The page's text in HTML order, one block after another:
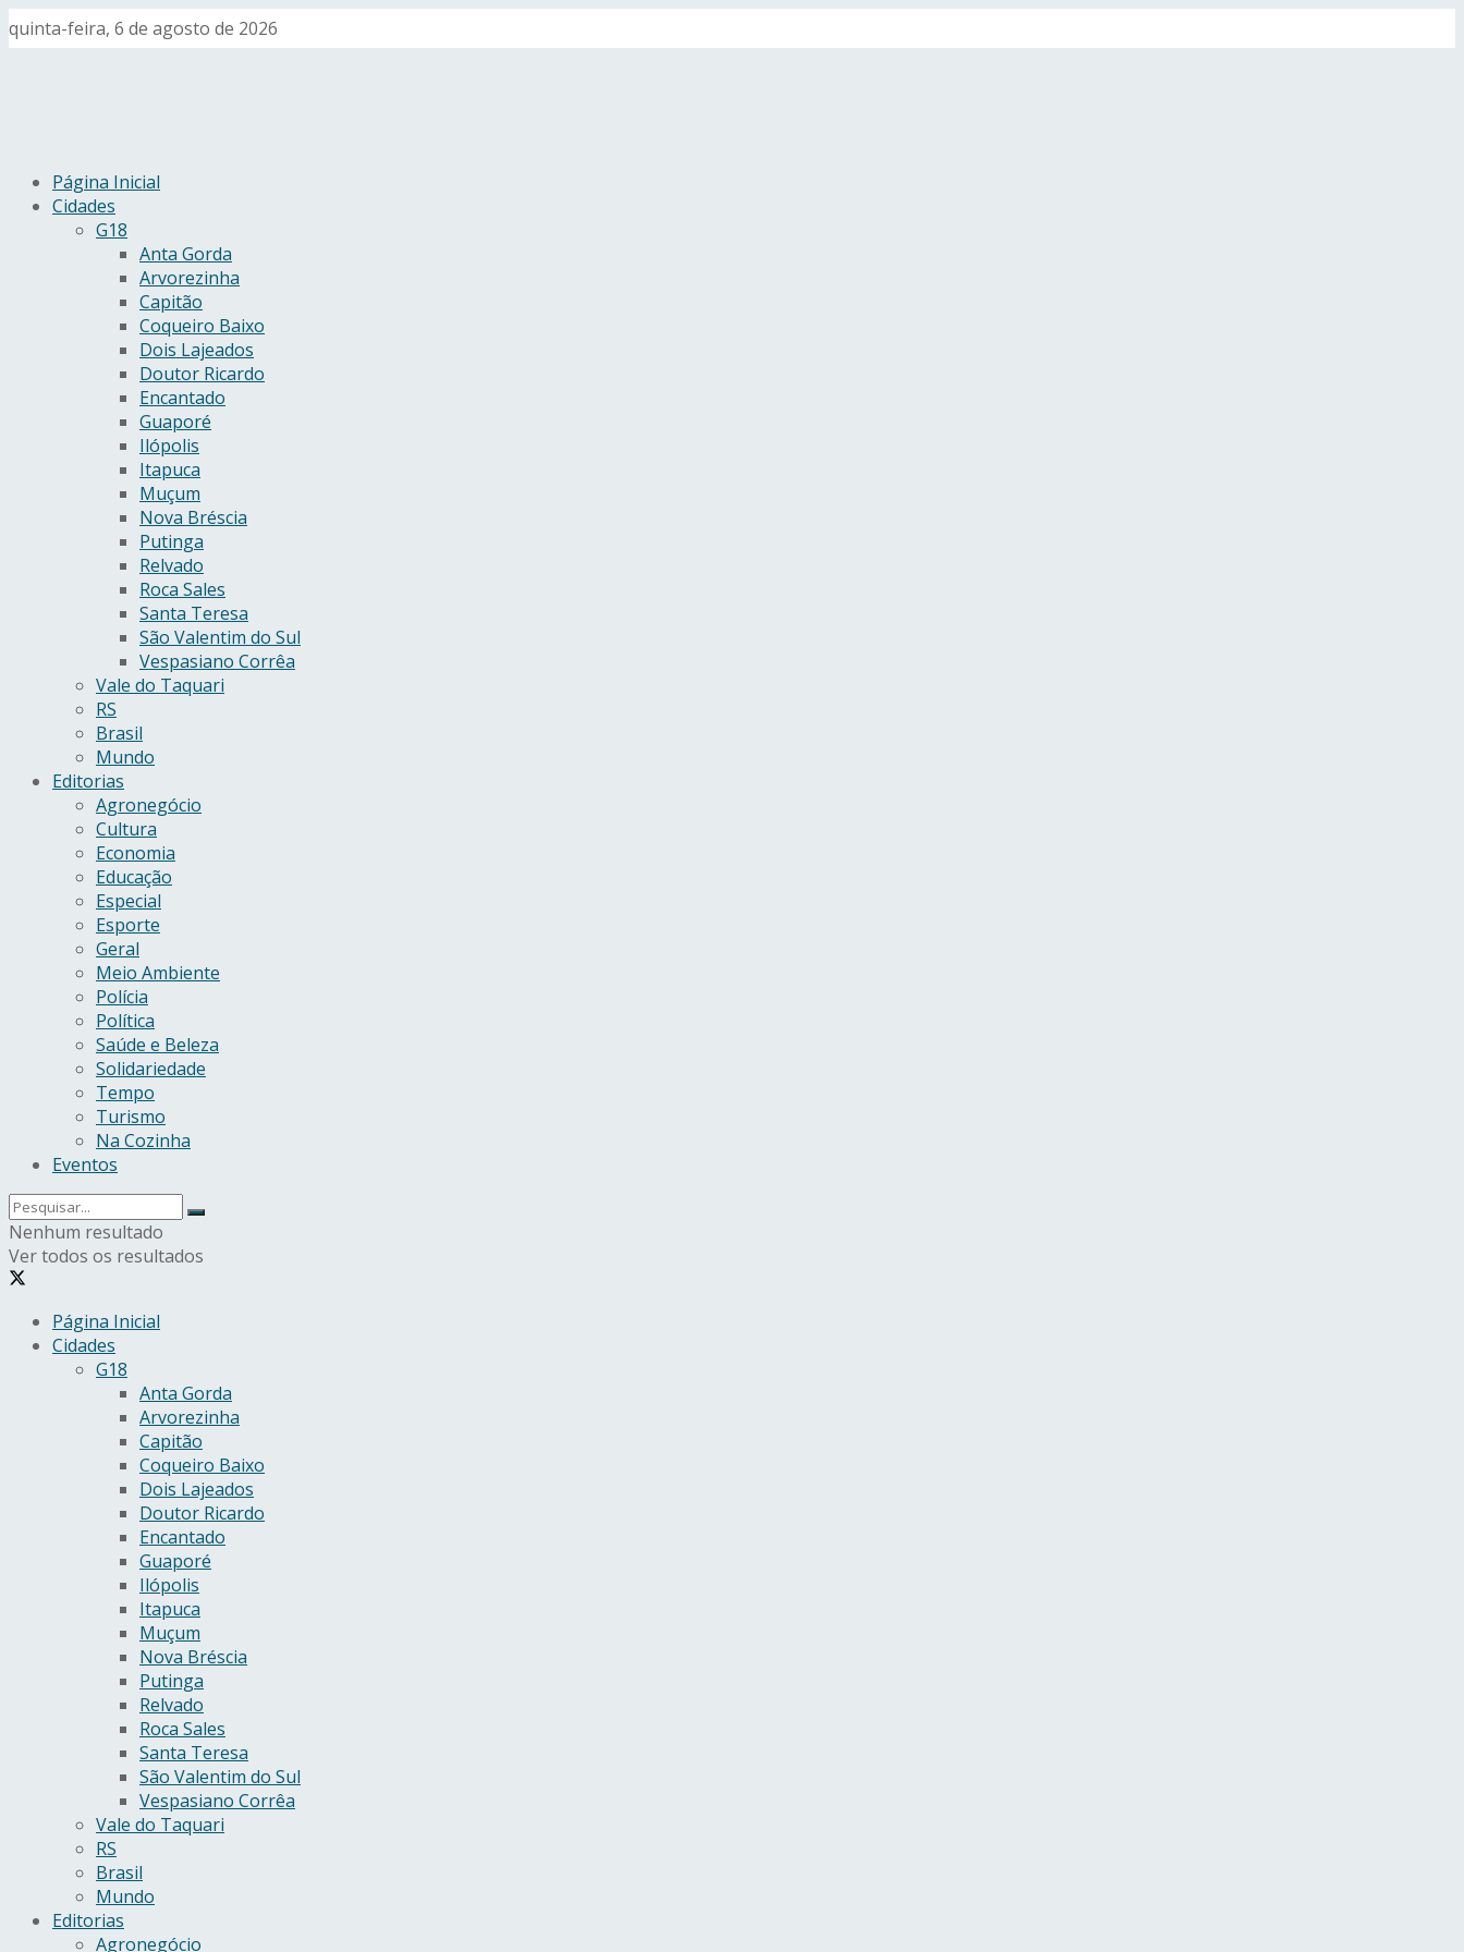
quinta-feira, 6 de agosto de 2026
Página Inicial
Cidades
G18
Anta Gorda
Arvorezinha
Capitão
Coqueiro Baixo
Dois Lajeados
Doutor Ricardo
Encantado
Guaporé
Ilópolis
Itapuca
Muçum
Nova Bréscia
Putinga
Relvado
Roca Sales
Santa Teresa
São Valentim do Sul
Vespasiano Corrêa
Vale do Taquari
RS
Brasil
Mundo
Editorias
Agronegócio
Cultura
Economia
Educação
Especial
Esporte
Geral
Meio Ambiente
Polícia
Política
Saúde e Beleza
Solidariedade
Tempo
Turismo
Na Cozinha
Eventos
Nenhum resultado
Ver todos os resultados
Página Inicial
Cidades
G18
Anta Gorda
Arvorezinha
Capitão
Coqueiro Baixo
Dois Lajeados
Doutor Ricardo
Encantado
Guaporé
Ilópolis
Itapuca
Muçum
Nova Bréscia
Putinga
Relvado
Roca Sales
Santa Teresa
São Valentim do Sul
Vespasiano Corrêa
Vale do Taquari
RS
Brasil
Mundo
Editorias
Agronegócio